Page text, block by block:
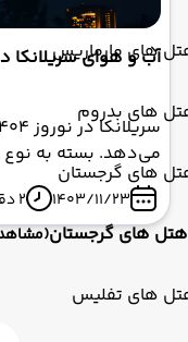
های مارماریس
های بدروم
های گرجستان
هتل های گرجستان
های تفلیس
آب و هوای سریلانکا در
می‌دهد. بسته به نوع
سواحل گرم، مناطق
یکی را انتخاب کنید.
سریلانکا می‌تواند
یک تعطیلات
1403/11/23 2 دقیقه